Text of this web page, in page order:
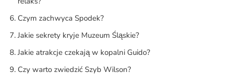
Czym zachwyca Spodek?
Jakie sekrety kryje Muzeum Śląskie?
Jakie atrakcje czekają w kopalni Guido?
Czy warto zwiedzić Szyb Wilson?